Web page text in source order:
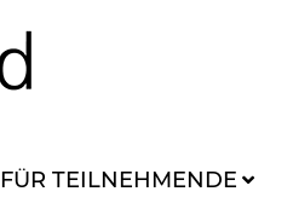
FÜR TEILNEHMENDE